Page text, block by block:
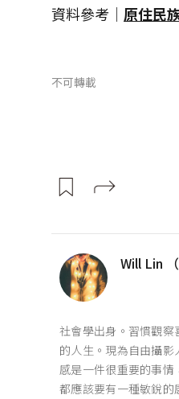
資料參考｜ 原住民
不可轉載
Will Lin （
社會學出身。習慣觀察
的人生。現為自由攝
感是一件很重要的事情
都應該要有一種敏銳的